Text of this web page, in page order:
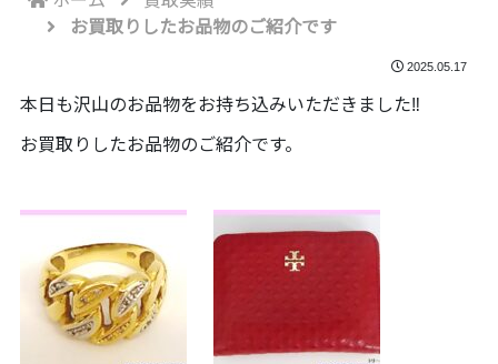
お買取りしたお品物のご紹介です
2025.05.17
本日も沢山のお品物をお持ち込みいただきました‼️
お買取りしたお品物のご紹介です。